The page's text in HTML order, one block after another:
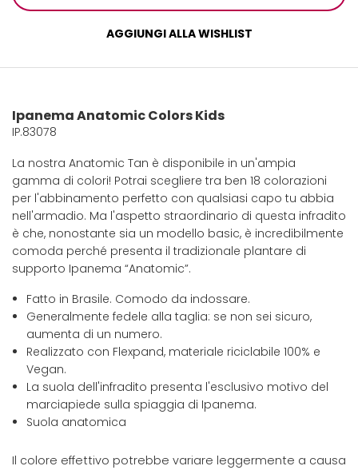
AGGIUNGI ALLA WISHLIST
Ipanema Anatomic Colors Kids
IP.83078
La nostra Anatomic Tan è disponibile in un'ampia
gamma di colori! Potrai scegliere tra ben 18 colorazioni
per l'abbinamento perfetto con qualsiasi capo tu abbia
nell'armadio. Ma l'aspetto straordinario di questa infradito
è che, nonostante sia un modello basic, è incredibilmente
comoda perché presenta il tradizionale plantare di
supporto Ipanema “Anatomic”.
Fatto in Brasile. Comodo da indossare.
Generalmente fedele alla taglia: se non sei sicuro,
aumenta di un numero.
Realizzato con Flexpand, materiale riciclabile 100% e
Vegan.
La suola dell'infradito presenta l'esclusivo motivo del
marciapiede sulla spiaggia di Ipanema.
Suola anatomica
Il colore effettivo potrebbe variare leggermente a causa